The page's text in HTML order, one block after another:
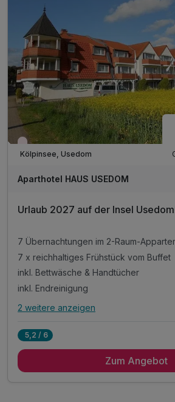
Wieder frei ab März
Kölpinsee, Usedom
Aparthotel HAUS USEDOM
Urlaub 2027 auf der Insel
7 Übernachtungen im 2-Raum-
7 x reichhaltiges Frühstück vom Buffet
inkl. Bettwäsche & Handtücher
inkl. Endreinigung
Alle Inklusivleistungen
7 x reichhaltiges Frühstück vom Buffet
2 weitere anzeigen
5,2 / 6
Zum Angebot